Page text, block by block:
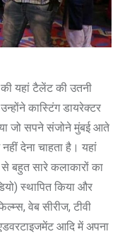
यहां टैलेंट की उतनी
कास्टिंग डायरेक्टर
जो सपने संजोने मुंबई आते
देना चाहता है। यहां
बहुत सारे कलाकारों का
स्थापित किया और
वेब सीरीज, टीवी
आदि में अपना